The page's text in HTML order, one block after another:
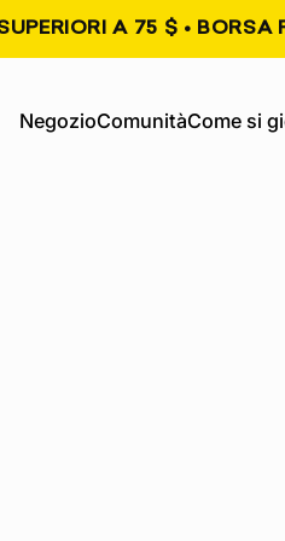
A 75 $ •
NegozioComunitàCome si